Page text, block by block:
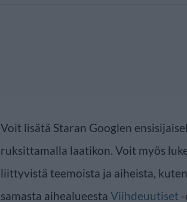
Voit lisätä Staran Googlen
ruksittamalla laatikon. Voit myös
liittyvistä teemoista ja aiheista, kuten
samasta aihealueesta Viihdeuutiset